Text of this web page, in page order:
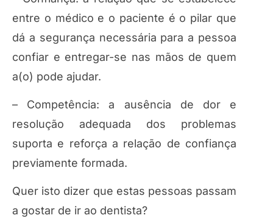
entre o médico e o paciente é o pilar que
dá a segurança necessária para a pessoa
confiar e entregar-se nas mãos de quem
a(o) pode ajudar.
– Competência: a ausência de dor e
resolução adequada dos problemas
suporta e reforça a relação de confiança
previamente formada.
Quer isto dizer que estas pessoas passam
a gostar de ir ao dentista?